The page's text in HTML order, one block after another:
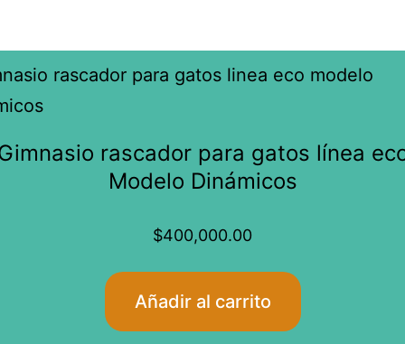
rascador para gatos línea
Modelo Dinámicos
$400,000.00
Añadir al carrito